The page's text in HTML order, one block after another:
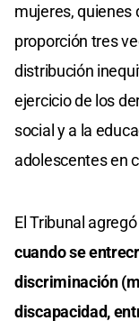
mujeres, quienes
proporción tres
distribución
ejercicio de los
social y a la
adolescentes en
El Tribunal
cuando se
discriminación
discapacidad,